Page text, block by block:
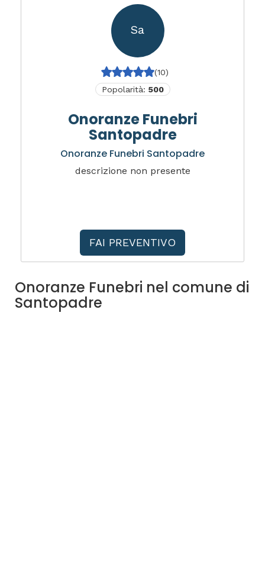
Sa
(10)
Popolarità: 500
Onoranze Funebri
Santopadre
Onoranze Funebri Santopadre
descrizione non presente
FAI PREVENTIVO
Onoranze Funebri nel comune di
Santopadre